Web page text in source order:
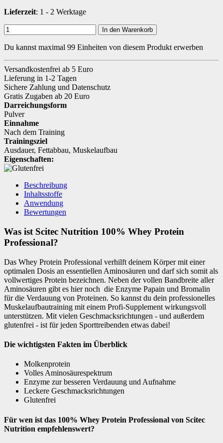
Lieferzeit: 1 - 2 Werktage
In den Warenkorb
Du kannst maximal 99 Einheiten von diesem Produkt erwerben
Versandkostenfrei ab 5 Euro
Lieferung in 1-2 Tagen
Sichere Zahlung und Datenschutz
Gratis Zugaben ab 20 Euro
Darreichungsform
Pulver
Einnahme
Nach dem Training
Trainingsziel
Ausdauer, Fettabbau, Muskelaufbau
Eigenschaften:
Beschreibung
Inhaltsstoffe
Anwendung
Bewertungen
Was ist Scitec Nutrition 100% Whey Protein
Professional?
Das Whey Protein Professional verhilft deinem Körper mit einer
optimalen Dosis an essentiellen Aminosäuren und darf sich somit als
vollwertiges Protein bezeichnen. Neben der vollen Bandbreite aller
Aminosäuren gibt es hier noch die Enzyme Papain und Bromalin
für die Verdauung von Proteinen. So kannst du dein professionelles
Muskelaufbautraining mit einem Profi-Supplement wirkungsvoll
unterstützen. Mit vielen Geschmacksrichtungen - und außerdem
glutenfrei - ist für jeden Sporttreibenden etwas dabei!
Die wichtigsten Fakten im Überblick
Molkenprotein
Volles Aminosäurespektrum
Enzyme zur besseren Verdauung und Aufnahme
Leckere Geschmacksrichtungen
Glutenfrei
Für wen ist das 100% Whey Protein Professional von Scitec
Nutrition empfehlenswert?